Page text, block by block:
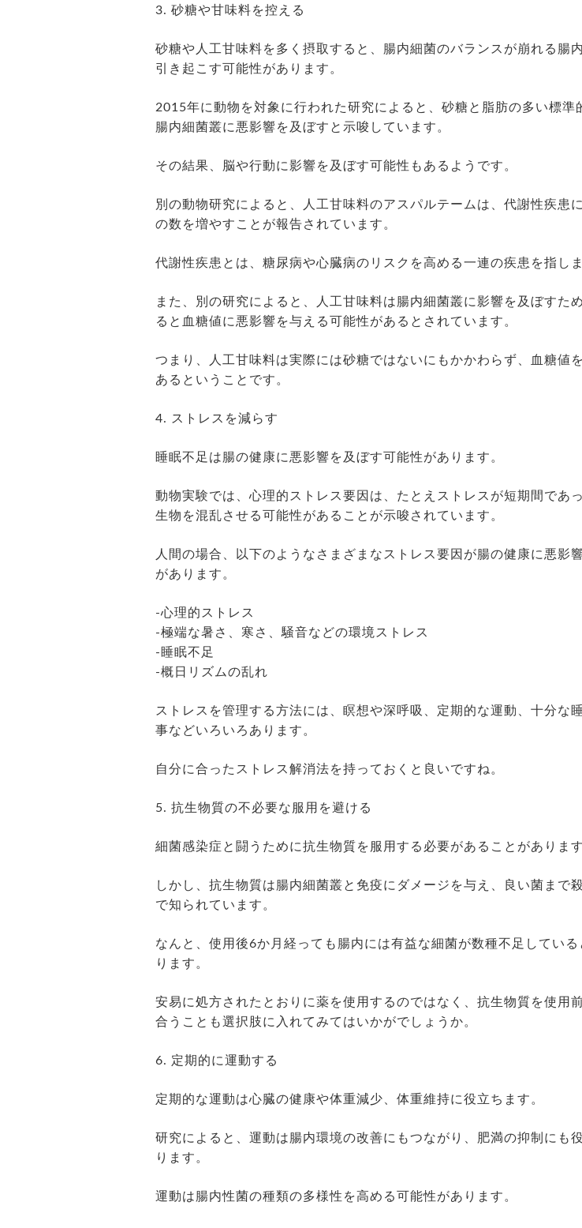
3. 砂糖や甘味料を控える
砂糖や人工甘味料を多く摂取すると、腸内細菌のバランスが崩れる腸
引き起こす可能性があります。
2015年に動物を対象に行われた研究によると、砂糖と脂肪の多い標準
腸内細菌叢に悪影響を及ぼすと示唆しています。
その結果、脳や行動に影響を及ぼす可能性もあるようです。
別の動物研究によると、人工甘味料のアスパルテームは、代謝性疾患
の数を増やすことが報告されています。
代謝性疾患とは、糖尿病や心臓病のリスクを高める一連の疾患を指しま
また、別の研究によると、人工甘味料は腸内細菌叢に影響を及ぼすた
ると血糖値に悪影響を与える可能性があるとされています。
つまり、人工甘味料は実際には砂糖ではないにもかかわらず、血糖値
あるということです。
4. ストレスを減らす
睡眠不足は腸の健康に悪影響を及ぼす可能性があります。
動物実験では、心理的ストレス要因は、たとえストレスが短期間であ
生物を混乱させる可能性があることが示唆されています。
人間の場合、以下のようなさまざまなストレス要因が腸の健康に悪影
があります。
-心理的ストレス
-極端な暑さ、寒さ、騒音などの環境ストレス
-睡眠不足
-概日リズムの乱れ
ストレスを管理する方法には、瞑想や深呼吸、定期的な運動、十分な
事などいろいろあります。
自分に合ったストレス解消法を持っておくと良いですね。
5. 抗生物質の不必要な服用を避ける
細菌感染症と闘うために抗生物質を服用する必要があることがあります
しかし、抗生物質は腸内細菌叢と免疫にダメージを与え、良い菌まで
で知られています。
なんと、使用後6か月経っても腸内には有益な細菌が数種不足してい
ります。
安易に処方されたとおりに薬を使用するのではなく、抗生物質を使用
合うことも選択肢に入れてみてはいかがでしょうか。
6. 定期的に運動する
定期的な運動は心臓の健康や体重減少、体重維持に役立ちます。
研究によると、運動は腸内環境の改善にもつながり、肥満の抑制にも
ります。
運動は腸内性菌の種類の多様性を高める可能性があります。